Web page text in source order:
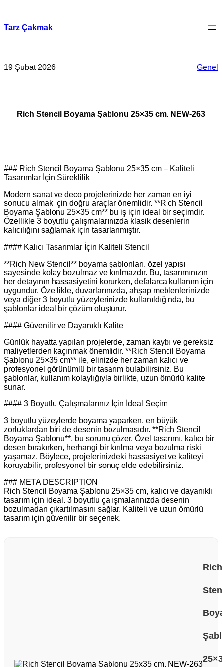
Tarz Çakmak
19 Şubat 2026 Genel
Rich Stencil Boyama Şablonu 25×35 cm. NEW-263
### Rich Stencil Boyama Şablonu 25×35 cm – Kaliteli
Tasarımlar İçin Süreklilik
Modern sanat ve deco projelerinizde her zaman en iyi
sonucu almak için doğru araçlar önemlidir. **Rich Stencil
Boyama Şablonu 25×35 cm** bu iş için ideal bir seçimdir.
Özellikle 3 boyutlu çalışmalarınızda klasik desenlerin
kalıcılığını sağlamak için tasarlanmıştır.
#### Kalıcı Tasarımlar İçin Kaliteli Stencil
**Rich New Stencil** boyama şablonları, özel yapısı
sayesinde kolay bozulmaz ve kırılmazdır. Bu, tasarımınızın
her detayının hassasiyetini korurken, defalarca kullanım için
uygundur. Özellikle, duvarlarınızda, ahşap meblenlerinizde
veya diğer 3 boyutlu yüzeylerinizde kullanıldığında, bu
şablonlar ideal bir çözüm oluşturur.
#### Güvenilir ve Dayanıklı Kalite
Günlük hayatta yapılan projelerde, zaman kaybı ve gereksiz
maliyetlerden kaçınmak önemlidir. **Rich Stencil Boyama
Şablonu 25×35 cm** ile, elinizde her zaman kalıcı ve
profesyonel görünümlü bir tasarım bulabilirsiniz. Bu
şablonlar, kullanım kolaylığıyla birlikte, uzun ömürlü kalite
sunar.
#### 3 Boyutlu Çalışmalarınız İçin İdeal Seçim
3 boyutlu yüzeylerde boyama yaparken, en büyük
zorluklardan biri de desenin bozulmasıdır. **Rich Stencil
Boyama Şablonu**, bu sorunu çözer. Özel tasarımı, kalıcı bir
desen bırakırken, herhangi bir kırılma veya bozulma riski
yaşamaz. Böylece, projelerinizdeki hassasiyet ve kaliteyi
koruyabilir, profesyonel bir sonuç elde edebilirsiniz.
### META DESCRIPTION
Rich Stencil Boyama Şablonu 25×35 cm, kalıcı ve dayanıklı
tasarım için ideal. 3 boyutlu çalışmalarınızda desenin
bozulmadan çıkartılmasını sağlar. Kaliteli ve uzun ömürlü
tasarım için güvenilir bir seçenek.
Rich